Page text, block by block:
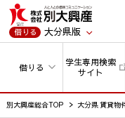
借りる 大分県版
借りる
学生専用検索
サイト
別大興産総合TOP 大分県 賃貸物